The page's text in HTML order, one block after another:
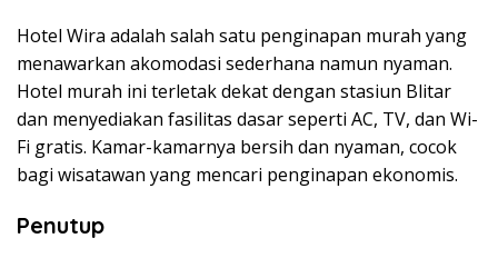
Hotel Wira adalah salah satu penginapan murah yang
menawarkan akomodasi sederhana namun nyaman.
Hotel murah ini terletak dekat dengan stasiun Blitar
dan menyediakan fasilitas dasar seperti AC, TV, dan Wi-
Fi gratis. Kamar-kamarnya bersih dan nyaman, cocok
bagi wisatawan yang mencari penginapan ekonomis.
Penutup